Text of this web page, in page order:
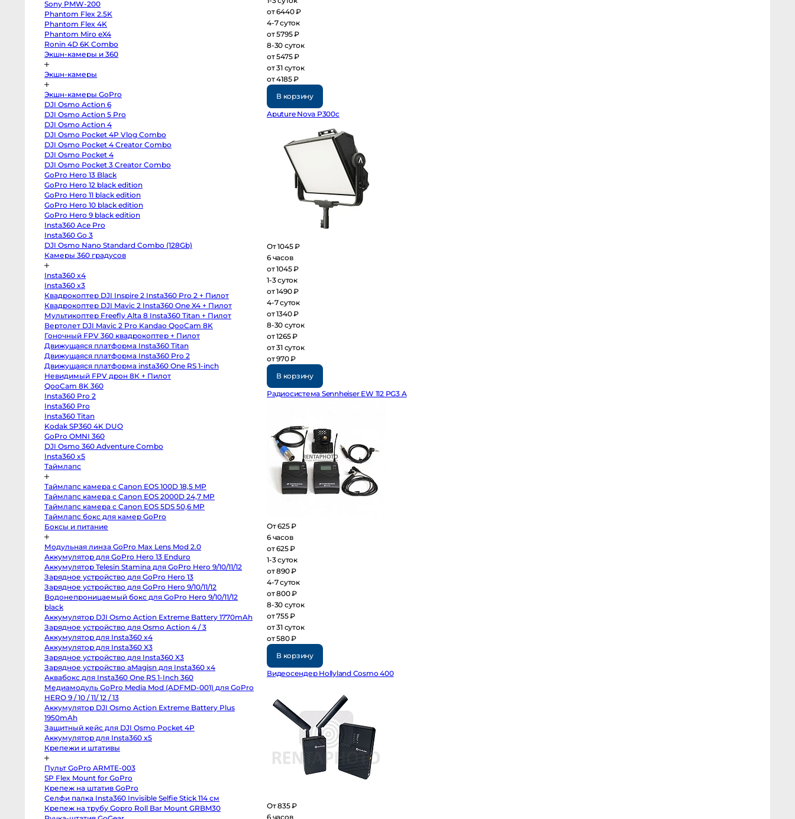
V
body
Sony
II
body
a7S
III
body
Sony
a7S
II
body
Sony
a6400
body
Sony
RX10
IV
Зеркальные
камеры
Canon
5D
Mark
IV
body
Canon
Mark
II
body
Canon
7D
Mark
Canon
90D
Body
Canon
80D
body
Nikon
D850
body
D800
body
Nikon
D750
body
Nikon
D90
body
Профессиональные
видео
и
кинокамеры
RED
Kinefinity
MAVO
mark2
MAVO
mark2
LF
Nikon
ZR
body
Blackmagic
Cinema
Sony PMW-200
Phantom Flex 2.5K
Phantom Flex 4K
Phantom Miro eX4
Ronin 4D 6K Combo
Экшн-камеры и 360
Экшн-камеры
Экшн-камеры GoPro
DJI Osmo Action 6
DJI Osmo Action 5 Pro
DJI Osmo Action 4
DJI Osmo Pocket 4P Vlog Combo
DJI Osmo Pocket 4 Creator Combo
DJI Osmo Pocket 4
DJI Osmo Pocket 3 Creator Combo
GoPro Hero 13 Black
GoPro Hero 12 black edition
GoPro Hero 11 black edition
GoPro Hero 10 black edition
GoPro Hero 9 black edition
Insta360 Ace Pro
Insta360 Go 3
DJI Osmo Nano Standard Combo (128Gb)
Камеры 360 градусов
Insta360 x4
Insta360 x3
Квадрокоптер DJI Inspire 2 Insta360 Pro 2 + Пилот
Квадрокоптер DJI Mavic 2 Insta360 One X4 + Пилот
Мультикоптер Freefly Alta 8 Insta360 Titan + Пилот
Вертолет DJI Mavic 2 Pro Kandao QooCam 8K
Гоночный FPV 360 квадрокоптер + Пилот
Движущаяся платформа Insta360 Titan
Движущаяся платформа Insta360 Pro 2
Движущаяся платформа insta360 One RS 1-inch
Невидимый FPV дрон 8К + Пилот
QooCam 8K 360
Insta360 Pro 2
Insta360 Pro
Insta360 Titan
Kodak SP360 4K DUO
GoPro OMNI 360
DJI Osmo 360 Adventure Combo
Insta360 x5
Таймлапс
Таймлапс камера с Canon EOS 100D 18,5 MP
Таймлапс камера с Canon EOS 2000D 24,7 MP
Таймлапс камера с Canon EOS 5DS 50,6 MP
Таймлапс бокс для камер GoPro
Боксы и питание
Модульная линза GoPro Max Lens Mod 2.0
Аккумулятор для GoPro Hero 13 Enduro
Аккумулятор Telesin Stamina для GoPro Hero 9/10/11/12
Зарядное устройство для GoPro Hero 13
Зарядное устройство для GoPro Hero 9/10/11/12
Водонепроницаемый бокс для GoPro Hero 9/10/11/12
black
Аккумулятор DJI Osmo Action Extreme Battery
1770mAh
Зарядное устройство для Osmo Action 4 / 3
Аккумулятор для Insta360 x4
Аккумулятор для Insta360 X3
Зарядное устройство для Insta360 X3
Зарядное устройство aMagisn для Insta360 x4
Аквабокс для Insta360 One RS 1-Inch 360
Медиамодуль GoPro Media Mod (ADFMD-001) для
GoPro HERO 9 / 10 / 11/ 12 / 13
Аккумулятор DJI Osmo Action Extreme Battery Plus
1950mAh
Защитный кейс для DJI Osmo Pocket 4P
Аккумулятор для Insta360 x5
Крепежи и штативы
Пульт GoPro ARMTE-003
SP Flex Mount for GoPro
Крепеж на штатив GoPro
Селфи палка Insta360 Invisible Selfie Stick 114 см
от 6440 ₽
4-7 суток
от 5795 ₽
8-30 суток
от 5475 ₽
от 31 суток
от 4185 ₽
В корзину
Aputure Nova P300c
От 1045 ₽
6 часов
от 1045 ₽
1-3 суток
от 1490 ₽
4-7 суток
от 1340 ₽
8-30 суток
от 1265 ₽
от 31 суток
от 970 ₽
В корзину
Радиосистема Sennheiser EW 112 PG3 A
От 625 ₽
6 часов
от 625 ₽
1-3 суток
от 890 ₽
4-7 суток
от 800 ₽
8-30 суток
от 755 ₽
от 31 суток
от 580 ₽
В корзину
Видеосендер Hollyland Cosmo 400
От 835 ₽
6 часов